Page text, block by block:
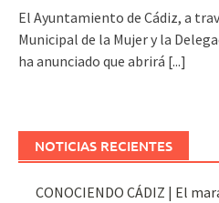
El Ayuntamiento de Cádiz, a
Municipal de la Mujer y la
ha anunciado que abrirá [...]
NOTICIAS RECIENTES
CONOCIENDO CÁDIZ | El